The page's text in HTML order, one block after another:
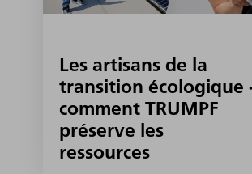
Les artisans de la
transition écologique
comment TRUMPF
préserve les
ressources